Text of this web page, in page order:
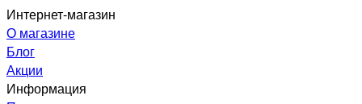
Интернет-магазин
О магазине
Блог
Акции
Информация